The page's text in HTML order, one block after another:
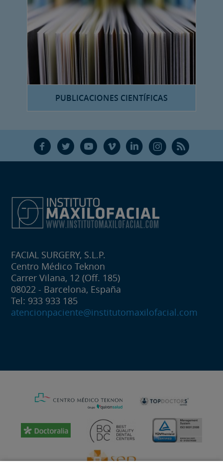
PUBLICACIONES CIENTÍFICAS
F T Y V L Ñ R
FACIAL SURGERY, S.L.P.
Centro Médico Teknon
Carrer Vilana, 12 (Off. 185)
08022 - Barcelona, España
Tel: 933 933 185
atencionpaciente@institutomaxilofacial.com